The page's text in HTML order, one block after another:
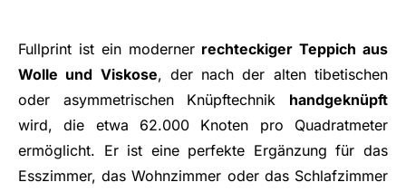
Fullprint ist ein moderner rechteckiger Teppich aus
Wolle und Viskose, der nach der alten tibetischen
oder asymmetrischen Knüpftechnik handgeknüpft
wird, die etwa 62.000 Knoten pro Quadratmeter
ermöglicht. Er ist eine perfekte Ergänzung für das
Esszimmer, das Wohnzimmer oder das Schlafzimmer